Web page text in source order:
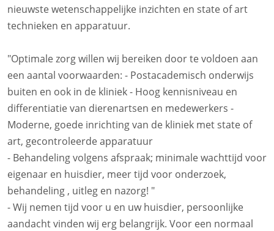
nieuwste wetenschappelijke inzichten en state of art
technieken en apparatuur.
"Optimale zorg willen wij bereiken door te voldoen aan
een aantal voorwaarden: - Postacademisch onderwijs
buiten en ook in de kliniek - Hoog kennisniveau en
differentiatie van dierenartsen en medewerkers -
Moderne, goede inrichting van de kliniek met state of
art, gecontroleerde apparatuur
- Behandeling volgens afspraak; minimale wachttijd voor
eigenaar en huisdier, meer tijd voor onderzoek,
behandeling , uitleg en nazorg! "
- Wij nemen tijd voor u en uw huisdier, persoonlijke
aandacht vinden wij erg belangrijk. Voor een normaal